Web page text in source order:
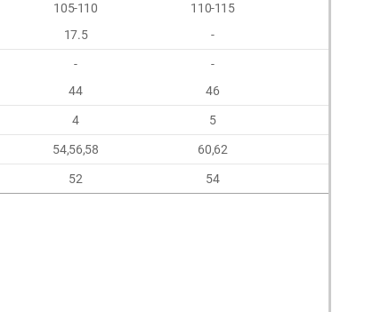
105-110
17.5
110-115
-
-
44
-
46
4 5
54,56,58 60,62
52 54